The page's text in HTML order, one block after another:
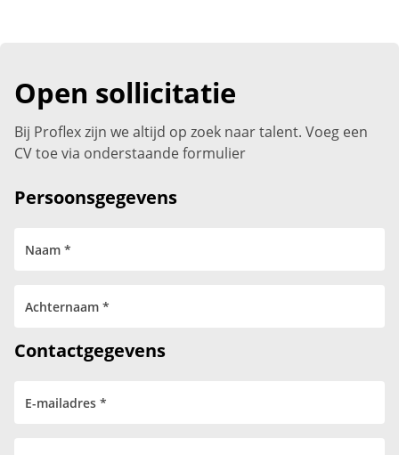
Open sollicitatie
Bij Proflex zijn we altijd op zoek naar talent. Voeg een
CV toe via onderstaande formulier
Persoonsgegevens
Contactgegevens